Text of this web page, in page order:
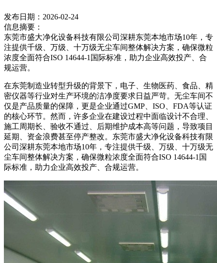
发布日期：2026-02-24
信息摘要：
东莞市盛大净化设备科技有限公司深耕东莞本地市场10年，专
注提供千级、万级、十万级无尘车间整体解决方案，确保微粒
浓度全面符合ISO 14644-1国际标准，助力企业高效投产、合
规运营。
在东莞制造业转型升级的背景下，电子、生物医药、食品、精
密仪器等行业对生产环境的洁净度要求日益严苛。无尘车间不
仅是产品质量的保障，更是企业通过GMP、ISO、FDA等认证
的核心环节。然而，许多企业在建设过程中面临设计不合理、
施工周期长、验收不通过、后期维护成本高等问题，导致项目
延期、资金浪费甚至停产整改。东莞市盛大净化设备科技有限
公司深耕东莞本地市场10年，专注提供千级、万级、十万级无
尘车间整体解决方案，确保微粒浓度全面符合ISO 14644-1国
际标准，助力企业高效投产、合规运营。